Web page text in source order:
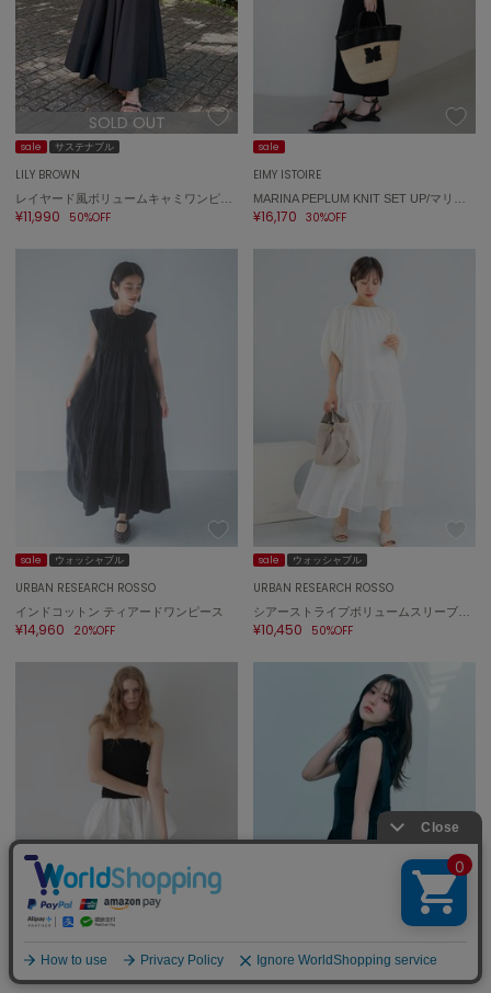
SOLD OUT
sale サステナブル
LILY BROWN
¥11,990 50%OFF
sale
EIMY ISTOIRE
¥16,170 30%OFF
sale ウォッシャブル
URBAN RESEARCH ROSSO
インドコットン ティアードワンピース
¥14,960 20%OFF
sale ウォッシャブル
URBAN RESEARCH ROSSO
シアーストライプボリュームスリーブワンピース
¥10,450 50%OFF